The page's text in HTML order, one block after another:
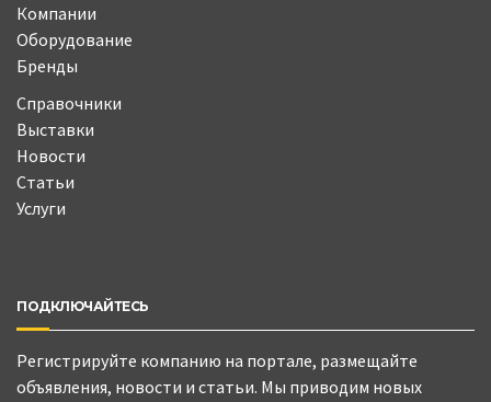
Компании
Оборудование
Бренды
Справочники
Выставки
Новости
Статьи
Услуги
ПОДКЛЮЧАЙТЕСЬ
Регистрируйте компанию на портале, размещайте
объявления, новости и статьи. Мы приводим новых